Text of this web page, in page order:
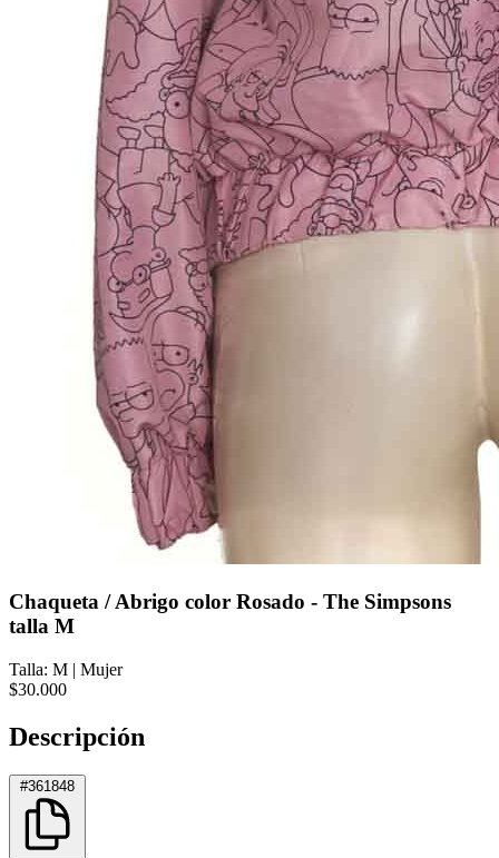
Chaqueta / Abrigo color Rosado - The Simpsons
talla M
Talla: M | Mujer
$30.000
Descripción
#361848